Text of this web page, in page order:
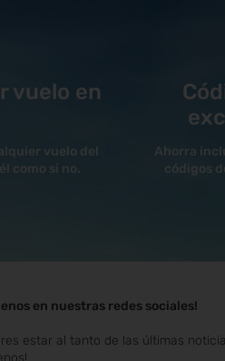
vuelo en
vuelo del
como si no.
Ahorra
códigos
en nuestras redes sociales!
estar al tanto de las últimas